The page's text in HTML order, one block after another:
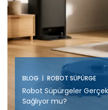
BLOG | ROBOT SÜPÜRGE
Robot Süpürgeler
Sağlıyor mu?